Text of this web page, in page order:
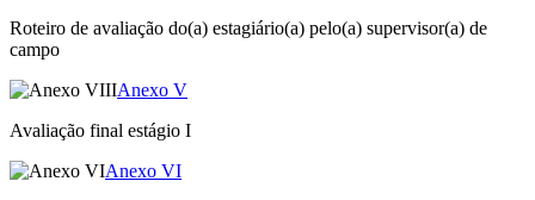
Roteiro de avaliação do(a) estagiário(a) pelo(a) supervisor(a) de
campo
Anexo V
Avaliação final estágio I
Anexo VI